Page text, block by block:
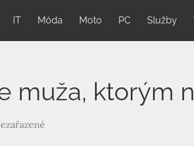
IT Móda Moto PC Služby
muža, ktorým